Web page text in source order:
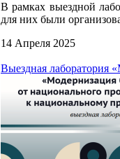
В рамках выездной
для них были
14 Апреля 2025
Выездная лаборатория